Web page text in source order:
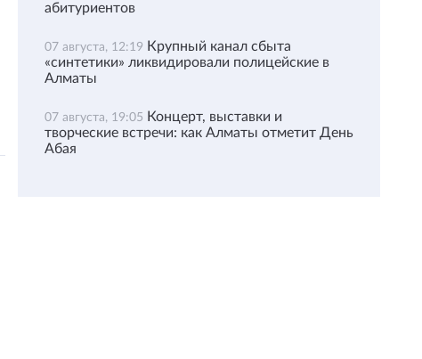
абитуриентов
07 августа, 12:19 Крупный канал сбыта
«синтетики» ликвидировали полицейские в
Алматы
07 августа, 19:05 Концерт, выставки и
творческие встречи: как Алматы отметит День
Абая